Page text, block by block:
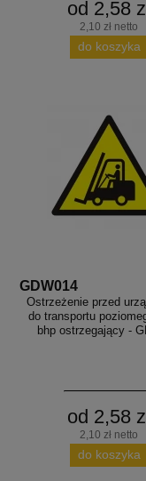
od 2,58
2,10 zł netto
do koszyka
GDW014
Ostrzeżenie przed
do transportu
bhp ostrzegający -
od 2,58
2,10 zł netto
do koszyka